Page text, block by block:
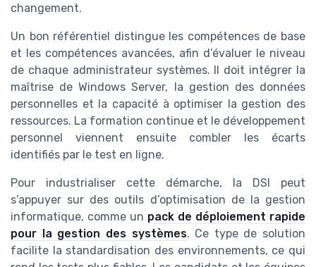
changement.
Un bon référentiel distingue les compétences de base
et les compétences avancées, afin d’évaluer le niveau
de chaque administrateur systèmes. Il doit intégrer la
maîtrise de Windows Server, la gestion des données
personnelles et la capacité à optimiser la gestion des
ressources. La formation continue et le développement
personnel viennent ensuite combler les écarts
identifiés par le test en ligne.
Pour industrialiser cette démarche, la DSI peut
s’appuyer sur des outils d’optimisation de la gestion
informatique, comme un pack de déploiement rapide
pour la gestion des systèmes. Ce type de solution
facilite la standardisation des environnements, ce qui